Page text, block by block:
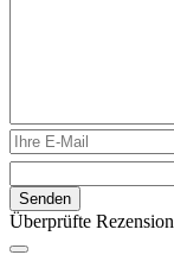
Senden
Überprüfte Rezension